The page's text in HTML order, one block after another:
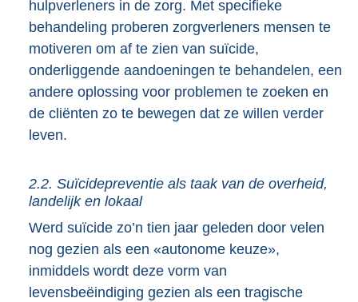
hulpverleners in de zorg. Met specifieke
behandeling proberen zorgverleners mensen te
motiveren om af te zien van suïcide,
onderliggende aandoeningen te behandelen, een
andere oplossing voor problemen te zoeken en
de cliënten zo te bewegen dat ze willen verder
leven.
2.2. Suïcidepreventie als taak van de overheid,
landelijk en lokaal
Werd suïcide zo’n tien jaar geleden door velen
nog gezien als een «autonome keuze»,
inmiddels wordt deze vorm van
levensbeëindiging gezien als een tragische